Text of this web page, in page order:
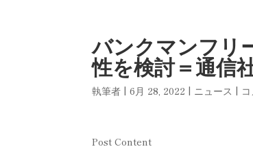
バンクマンフリ
性を検討＝通信
執筆者 |6月 28, 2022 | ニュース |
Post Content